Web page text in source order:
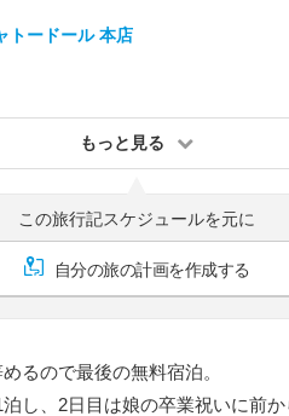
トードール 本店
もっと見る
この旅行記スケジュールを元に
自分の旅の計画を作成する
るので最後の無料宿泊。
し、2日目は娘の卒業祝いに前